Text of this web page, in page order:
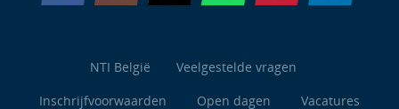
NTI België
Veelgestelde vragen
Inschrijfvoorwaarden
Open dagen Vacatures